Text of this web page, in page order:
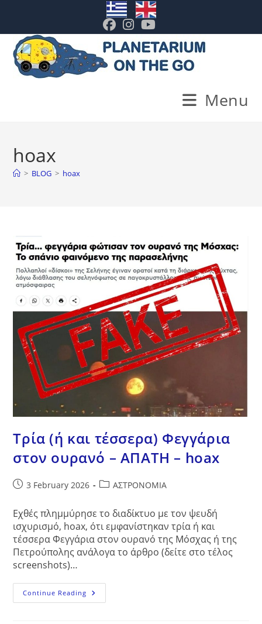
. .
Menu
hoax
> BLOG > hoax
Τρία (ή και τέσσερα) Φεγγάρια
στον ουρανό – ΑΠΑΤΗ – hoax
Post3 February 2026
PostΑΣΤΡΟΝΟΜΙΑ
Εχθές πλημμύρησε το διαδίκτυο με τον ψευδή
ισχυρισμό, hoax, ότι εμφανίστηκαν τρία ή και
τέσσερα Φεγγάρια στον ουρανό της Μόσχας ή της
Πετρούπολης ανάλογα το άρθρο (δείτε στο τέλος
screenshots)…
Continue Reading Τρία
(ή